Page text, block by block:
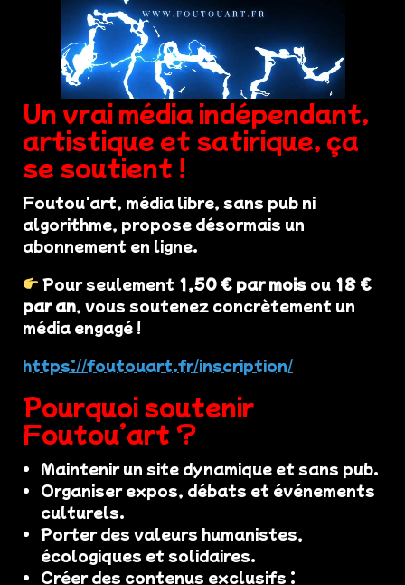
Un vrai média indépendant,
artistique et satirique, ça
se soutient !
Foutou'art, média libre, sans pub ni
algorithme, propose désormais un
abonnement en ligne.
Pour seulement 1,50 € par mois ou 18 €
par an, vous soutenez concrètement un
média engagé !
https://foutouart.fr/inscription/
Pourquoi soutenir
Foutou’art ?
Maintenir un site dynamique et sans pub.
Organiser expos, débats et événements
culturels.
Porter des valeurs humanistes,
écologiques et solidaires.
Créer des contenus exclusifs :